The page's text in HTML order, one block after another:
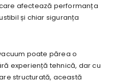
afectează performanța
și chiar siguranța
poate părea o
experiență tehnică, dar cu
structurată, această